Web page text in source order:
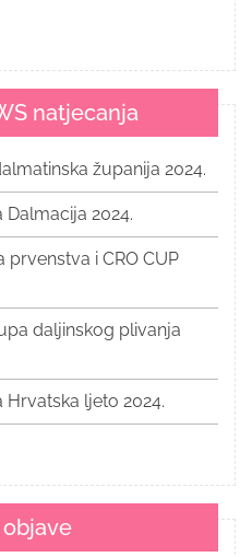
natjecanja
županija 2024.
2024.
prvenstva i CRO CUP
daljinskog plivanja
Hrvatska ljeto 2024.